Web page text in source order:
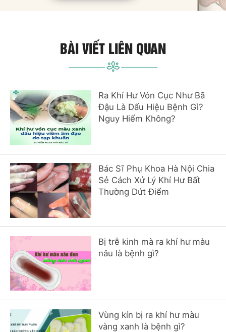
BÀI VIẾT LIÊN QUAN
Ra Khí Hư Vón Cục Như Bã
Đậu Là Dấu Hiệu Bệnh Gì?
Nguy Hiểm Không?
Bác Sĩ Phụ Khoa Hà Nội Chia
Sẻ Cách Xử Lý Khí Hư Bất
Thường Dứt Điểm
Bị trễ kinh mà ra khí hư màu
nâu là bệnh gì?
Vùng kín bị ra khí hư màu
vàng xanh là bệnh gì?